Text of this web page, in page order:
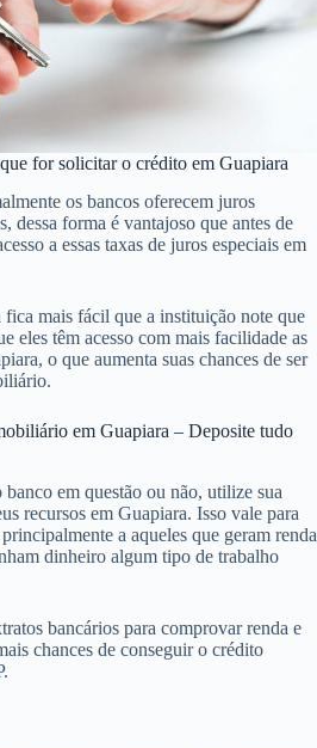
for solicitar o crédito em Guapiara
os bancos oferecem juros
dessa forma é vantajoso que antes de
a essas taxas de juros especiais em
mais fácil que a instituição note que
eles têm acesso com mais facilidade as
o que aumenta suas chances de ser
em Guapiara – Deposite tudo
em questão ou não, utilize sua
recursos em Guapiara. Isso vale para
a aqueles que geram renda
dinheiro algum tipo de trabalho
bancários para comprovar renda e
chances de conseguir o crédito